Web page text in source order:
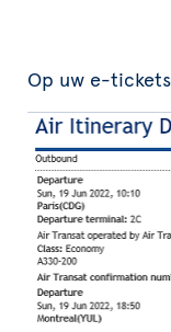
Op uw e-tickets